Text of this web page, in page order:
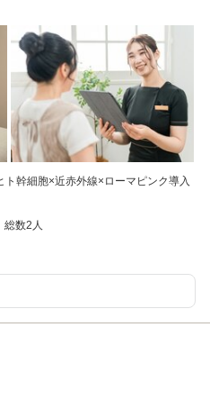
ト幹細胞×近赤外線×ローマピンク導入
総数2人